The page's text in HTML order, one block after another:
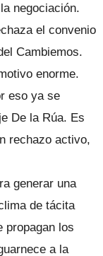
negociación.
el convenio
Cambiemos.
enorme.
eso ya se
De la Rúa. Es
rechazo activo,
generar una
de tácita
propagan los
a la